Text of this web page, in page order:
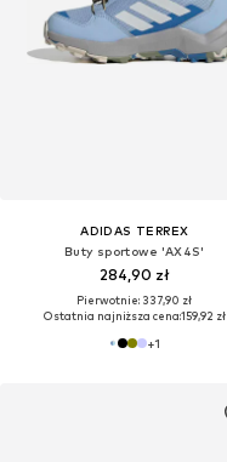
ADIDAS TERREX
Buty sportowe 'AX4S'
284,90 zł
Pierwotnie: 337,90 zł
Ostatnia najniższa cena:159,92 zł
+1